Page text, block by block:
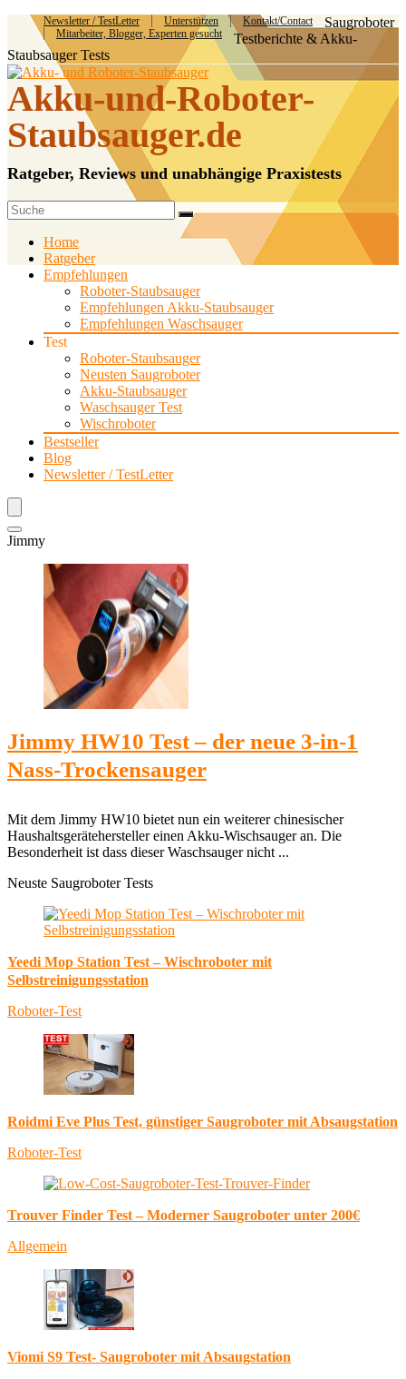
Newsletter / TestLetter Unterstützen
Kontakt/Contact
Mitarbeiter, Blogger, Experten gesucht
Saugroboter
Testberichte & Akku-
Staubsauger Tests
Akku-und-Roboter-
Staubsauger.de
Ratgeber, Reviews und unabhängige Praxistests
Home
Ratgeber
Empfehlungen
Roboter-Staubsauger
Empfehlungen Akku-Staubsauger
Empfehlungen Waschsauger
Test
Roboter-Staubsauger
Neusten Saugroboter
Akku-Staubsauger
Waschsauger Test
Wischroboter
Bestseller
Blog
Newsletter / TestLetter
Jimmy
Jimmy HW10 Test – der neue 3-in-1
Nass-Trockensauger
Mit dem Jimmy HW10 bietet nun ein weiterer chinesischer
Haushaltsgerätehersteller einen Akku-Wischsauger an. Die
Besonderheit ist dass dieser Waschsauger nicht ...
Neuste Saugroboter Tests
Yeedi Mop Station Test – Wischroboter mit
Selbstreinigungsstation
Roboter-Test
Roidmi Eve Plus Test, günstiger Saugroboter mit Absaugstation
Roboter-Test
Trouver Finder Test – Moderner Saugroboter unter 200€
Allgemein
Viomi S9 Test- Saugroboter mit Absaugstation